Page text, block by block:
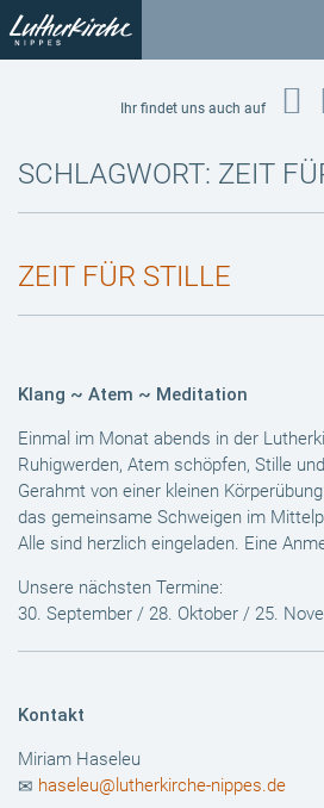
Ihr findet uns auch auf
SCHLAGWORT: ZEIT
ZEIT FÜR STILLE
Klang ~ Atem ~ Meditation
Einmal im Monat abends in der
Ruhigwerden, Atem schöpfen, Stille
Gerahmt von einer kleinen
das gemeinsame Schweigen im
Alle sind herzlich eingeladen. Eine
Unsere nächsten Termine:
30. September / 28. Oktober / 25.
Kontakt
Miriam Haseleu
haseleu@lutherkirche-nippes.de